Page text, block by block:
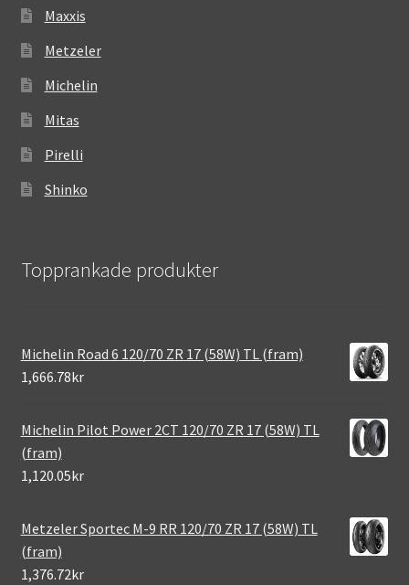
Maxxis
Metzeler
Michelin
Mitas
Pirelli
Shinko
Topprankade produkter
Michelin Road 6 120/70 ZR 17 (58W) TL (fram)
1,666.78kr
Michelin Pilot Power 2CT 120/70 ZR 17 (58W) TL
(fram)
1,120.05kr
Metzeler Sportec M-9 RR 120/70 ZR 17 (58W) TL
(fram)
1,376.72kr